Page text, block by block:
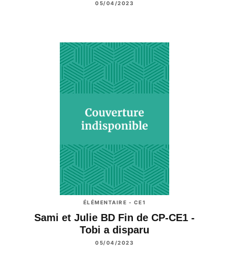
05/04/2023
ÉLÉMENTAIRE - CE1
Sami et Julie BD Fin de CP-CE1 -
Tobi a disparu
05/04/2023